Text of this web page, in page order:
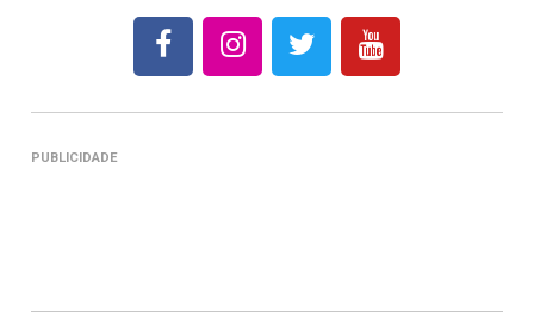
PUBLICIDADE